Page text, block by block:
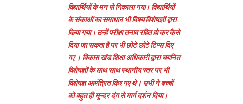
विद्यार्थियों के मन से निकाला गया। विद्यार्थियों
के संकाओं का समाधान भी विषय विशेषज्ञों द्वारा
किया गया। उन्हें परीक्षा तनाव रहित हो कर कैसे
दिया जा सकता है पर भी छोटे छोटे टिप्स दिए
गए । विकास खंड शिक्षा अधिकारी द्वारा चयनित
विशेषज्ञों के साथ साथ स्थानीय स्तर पर भी
विशेषज्ञ आमंत्रित किए गए थे। सभी ने बच्चों
को बहुत ही सुन्दर दंग से मार्ग दर्शन दिया।